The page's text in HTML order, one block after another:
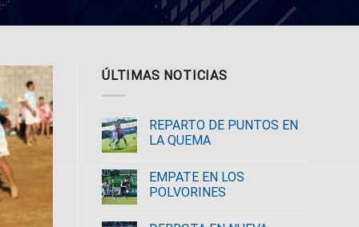
ÚLTIMAS NOTICIAS
REPARTO DE PUNTOS EN
LA QUEMA
EMPATE EN LOS
POLVORINES